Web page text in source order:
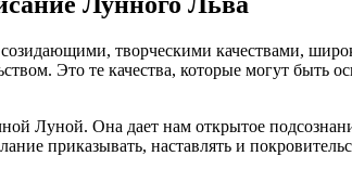
творческими качествами,
Это те качества, которые могут
Луной. Она дает нам открытое
приказывать, наставлять и